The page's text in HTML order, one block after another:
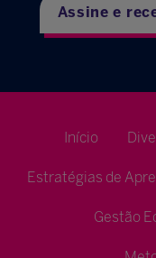
Assine e
Início
Estratégias de
Gestão